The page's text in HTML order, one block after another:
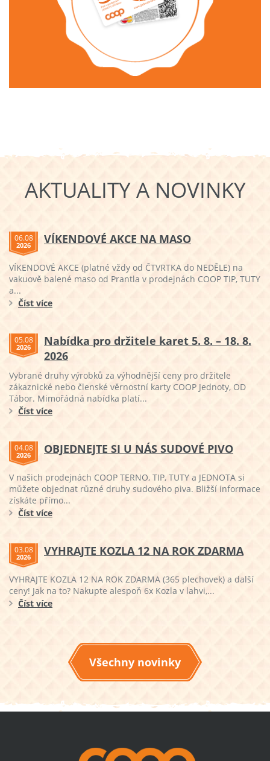
AKTUALITY A NOVINKY
06.08
2026 VÍKENDOVÉ AKCE NA MASO
VÍKENDOVÉ AKCE (platné vždy od ČTVRTKA do NEDĚLE) na
vakuově balené maso od Prantla v prodejnách COOP TIP, TUTY
a...
Číst více
05.08
2026
Nabídka pro držitele karet 5. 8. – 18. 8.
2026
Vybrané druhy výrobků za výhodnější ceny pro držitele
zákaznické nebo členské věrnostní karty COOP Jednoty, OD
Tábor. Mimořádná nabídka platí...
Číst více
04.08
2026 OBJEDNEJTE SI U NÁS SUDOVÉ PIVO
V našich prodejnách COOP TERNO, TIP, TUTY a JEDNOTA si
můžete objednat různé druhy sudového piva. Bližší informace
získáte přímo...
Číst více
03.08
2026 VYHRAJTE KOZLA 12 NA ROK ZDARMA
VYHRAJTE KOZLA 12 NA ROK ZDARMA (365 plechovek) a další
ceny! Jak na to? Nakupte alespoň 6x Kozla v lahvi,...
Číst více
Všechny novinky